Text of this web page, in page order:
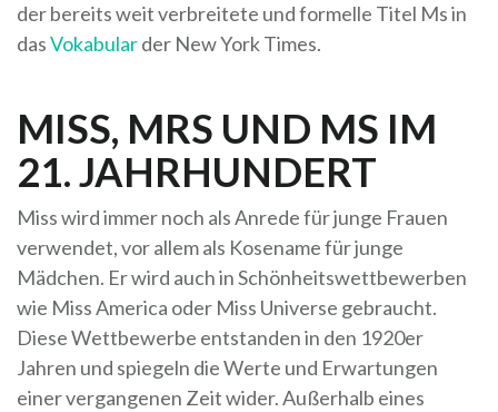
der bereits weit verbreitete und formelle Titel Ms in
dasVokabularder New York Times.
MISS, MRS UND MS IM
21. JAHRHUNDERT
Miss wird immer noch als Anrede für junge Frauen
verwendet, vor allem als Kosename für junge
Mädchen. Er wird auch in Schönheitswettbewerben
wie Miss America oder Miss Universe gebraucht.
Diese Wettbewerbe entstanden in den 1920er
Jahren und spiegeln die Werte und Erwartungen
einer vergangenen Zeit wider. Außerhalb eines